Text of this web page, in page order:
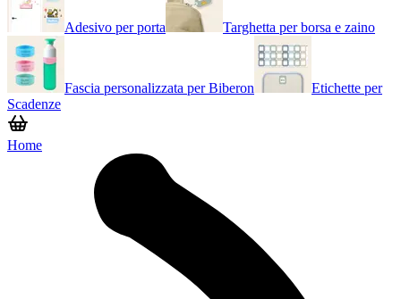
Adesivo per porta Targhetta per borsa e zaino
Fascia personalizzata per Biberon
Etichette per
Scadenze
Home